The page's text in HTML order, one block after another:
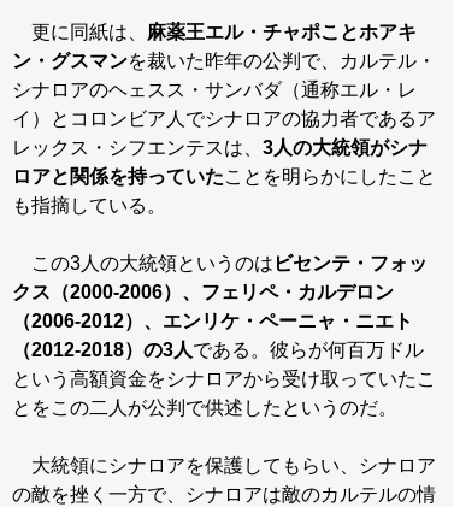
更に同紙は、 麻薬王エル・チャポことホアキ
ン・グスマンを裁いた昨年の公判で、カルテル・
シナロアのヘェスス・サンバダ（通称エル・レ
イ）とコロンビア人でシナロアの協力者であるア
レックス・シフエンテスは、 3人の大統領がシナ
ロアと関係を持っていたことを明らかにしたこと
も指摘している。
この3人の大統領というのは ビセンテ・フォッ
クス（2000-2006）、フェリペ・カルデロン
（2006-2012）、エンリケ・ペーニャ・ニエト
（2012-2018）の3人である。彼らが何百万ドル
という高額資金をシナロアから受け取っていたこ
とをこの二人が公判で供述したというのだ。
大統領にシナロアを保護してもらい、シナロア
の敵を挫く一方で、シナロアは敵のカルテルの情